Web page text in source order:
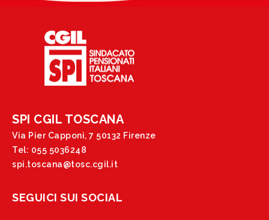
SPI CGIL TOSCANA
Via Pier Capponi, 7 50132 Firenze
Tel: 055 5036248
spi.toscana@tosc.cgil.it
SEGUICI SUI SOCIAL